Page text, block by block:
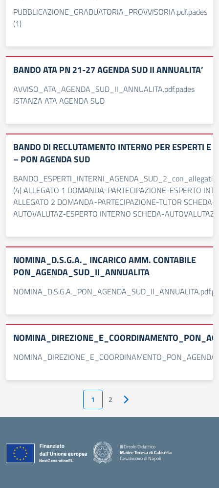
PUBBLICAZIONE_GRADUATORIA_PROVVISORIA.pdf.pades
(1)
BANDO ATA PN 21-27 AGENDA SUD II ANNUALITA’
AVVISO_ATA_AGENDA_SUD_II_ANNUALITA.pdf.pades
ISTANZA ATA AGENDA SUD
BANDO DI RECLUTAMENTO INTERNO PER ESPERTI E
– PON AGENDA SUD
(4) ALLEGATO 1 DOMANDA-PARTECIPAZIONE-ESPERTO
ALLEGATO 2 DOMANDA-PARTECIPAZIONE-TUTOR SCHEDA-
AUTOVALUTAZ-ESPERTO INTERNO SCHEDA-AUTOVALUTAZ-
NOMINA_D.S.G.A._ INCARICO AMM. CONTABILE
PON_AGENDA_SUD_II_ANNUALITA
1 2 Pagina successiva
III Circolo Didattico
Madre Teresa di Calcutta
Casalnuovo di Napoli
— Visita la pagina iniziale della scuola